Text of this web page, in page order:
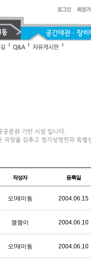
작성자 등록일
오!재미동 2004.06.15
잼잼이 2004.06.10
오!재미동 2004.06.10